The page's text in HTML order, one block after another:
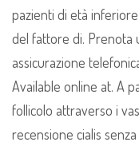
pazienti di età
del fattore di. Prenota
assicurazione
Available online at. A
follicolo attraverso i
recensione cialis